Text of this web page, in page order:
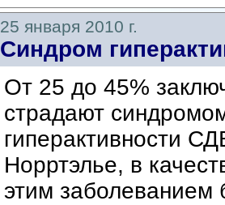
25 января 2010 г.
Синдром
От 25 до 45%
страдают
гиперактивности
Норртэлье, в
этим